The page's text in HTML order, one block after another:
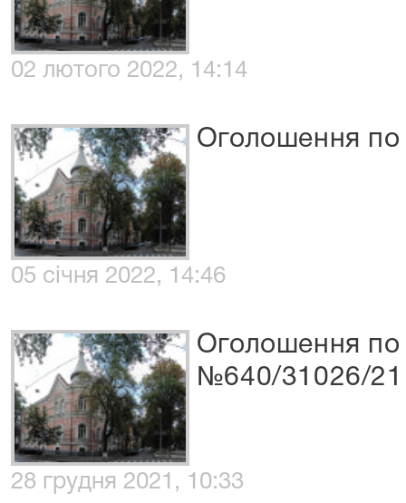
02 лютого 2022, 14:14
Оголошення
05 січня 2022, 14:46
Оголошення по
№640/31026/21
28 грудня 2021, 10:33